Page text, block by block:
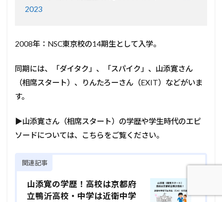
2023
2008年：NSC東京校の14期生として入学。
同期には、「ダイタク」、「スパイク」、山添寛さん
（相席スタート）、りんたろーさん（EXIT）などがいま
す。
▶山添寛さん（相席スタート）の学歴や学生時代のエピ
ソードについては、こちらをご覧ください。
関連記事
山添寛の学歴！高校は京都府
立鴨沂高校・中学は近衛中学